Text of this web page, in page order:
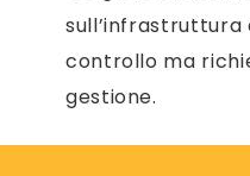
sull’infrastruttura
controllo ma
gestione.